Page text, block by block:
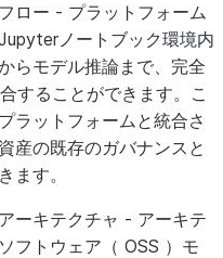
ロー - プラットフォーム
ノートブック環境内
らモデル推論まで、完全
することができます。こ
ラットフォームと統合さ
産の既存のガバナンスと
ます。
ーキテクチャ - アーキテ
フトウェア（ OSS ）モ